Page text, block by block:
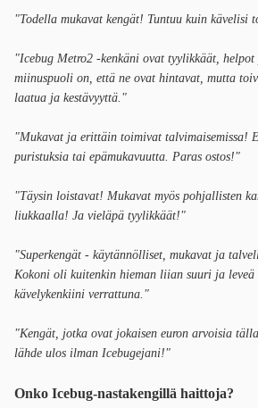
"Todella mukavat kengät! Tuntuu kuin kävelisi
"Icebug Metro2 -kenkäni ovat tyylikkäät,
miinuspuoli on, että ne ovat hintavat, mutta
laatua ja kestävyyttä."
"Mukavat ja erittäin toimivat talvimaisemissa!
puristuksia tai epämukavuutta. Paras ostos!"
"Täysin loistavat! Mukavat myös pohjallisten
liukkaalla! Ja vieläpä tyylikkäät!"
"Superkengät - käytännölliset, mukavat ja
Kokoni oli kuitenkin hieman liian suuri ja
kävelykenkiini verrattuna."
"Kengät, jotka ovat jokaisen euron arvoisia
lähde ulos ilman Icebugejani!"
Onko Icebug-nastakengillä haittoja?